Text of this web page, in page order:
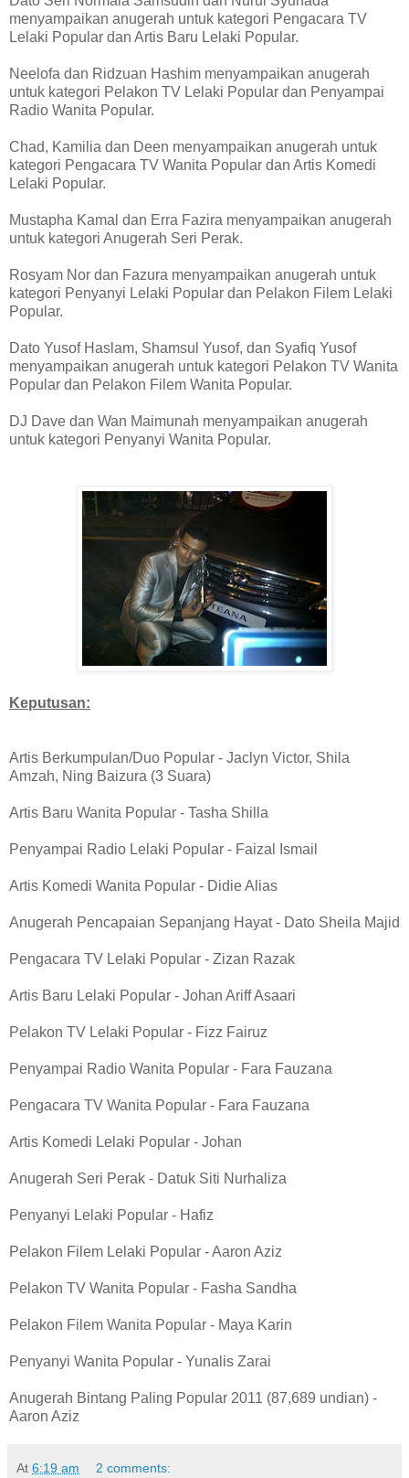
menyampaikan anugerah untuk kategori Pengacara TV
Lelaki Popular dan Artis Baru Lelaki Popular.
Neelofa dan Ridzuan Hashim menyampaikan anugerah
untuk kategori Pelakon TV Lelaki Popular dan Penyampai
Radio Wanita Popular.
Chad, Kamilia dan Deen menyampaikan anugerah untuk
kategori Pengacara TV Wanita Popular dan Artis Komedi
Lelaki Popular.
Mustapha Kamal dan Erra Fazira menyampaikan anugerah
untuk kategori Anugerah Seri Perak.
Rosyam Nor dan Fazura menyampaikan anugerah untuk
kategori Penyanyi Lelaki Popular dan Pelakon Filem Lelaki
Popular.
Dato Yusof Haslam, Shamsul Yusof, dan Syafiq Yusof
menyampaikan anugerah untuk kategori Pelakon TV Wanita
Popular dan Pelakon Filem Wanita Popular.
DJ Dave dan Wan Maimunah menyampaikan anugerah
untuk kategori Penyanyi Wanita Popular.
Keputusan:
Artis Berkumpulan/Duo Popular - Jaclyn Victor, Shila
Amzah, Ning Baizura (3 Suara)
Artis Baru Wanita Popular - Tasha Shilla
Penyampai Radio Lelaki Popular - Faizal Ismail
Artis Komedi Wanita Popular - Didie Alias
Anugerah Pencapaian Sepanjang Hayat - Dato Sheila Majid
Pengacara TV Lelaki Popular - Zizan Razak
Artis Baru Lelaki Popular - Johan Ariff Asaari
Pelakon TV Lelaki Popular - Fizz Fairuz
Penyampai Radio Wanita Popular - Fara Fauzana
Pengacara TV Wanita Popular - Fara Fauzana
Artis Komedi Lelaki Popular - Johan
Anugerah Seri Perak - Datuk Siti Nurhaliza
Penyanyi Lelaki Popular - Hafiz
Pelakon Filem Lelaki Popular - Aaron Aziz
Pelakon TV Wanita Popular - Fasha Sandha
Pelakon Filem Wanita Popular - Maya Karin
Penyanyi Wanita Popular - Yunalis Zarai
Anugerah Bintang Paling Popular 2011 (87,689 undian) -
Aaron Aziz
At 6:19 am 2 comments: